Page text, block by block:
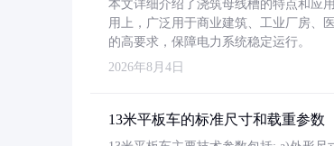
本文详细介绍了浇筑母线槽的特点和应
用上，广泛用于商业建筑、工业厂房、
的高要求，保障电力系统稳定运行。
2026年8月4日
13米平板车的标准尺寸和载重参数